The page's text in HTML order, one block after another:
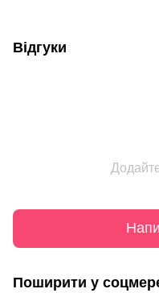
Відгуки
Поширити у